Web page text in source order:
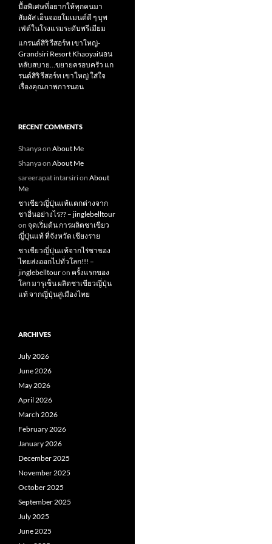
มื้อพิเศษที่อยากให้ทุกคนมา
สัมผัส เอ็นจอยโมเมนต์ดี ๆ บุพ
เฟ่ต์ในโรงแรมระดับพรีเมียม
แกรนด์สิริ​ รีสอร์ท​ เขาใหญ่​-
Grandsiri​ Resort​ Khaoyaiนอน
หลับสบาย…ขยายครอบครัว แก
รนด์สิริ รีสอร์ท เขาใหญ่ ใส่ใจ
เรื่องคุณภาพการนอน
RECENT COMMENTS
Shanyaon About Me
Shanyaon About Me
sareerapat intarsirion About
Me
ชาเขียวญี่ปุ่นแท้แตกต่างจาก
ชาอื่นอย่างไร?? – jinglebelltour
on จุดเริ่มต้น การผลิตชาเขียว
ญี่ปุ่นแท้ ที่จังหวัด เชียงราย
ชาเขียวญี่ปุ่นแท้จากไร่ชาของ
ไทยส่งออกไปทั่วโลก!!! –
jinglebelltouron ครั้งแรกของ
โลก มารุเซ็น ผลิตชาเขียวญี่ปุ่น
แท้ จากญี่ปุ่นสู่เมืองไทย
ARCHIVES
July 2026
June 2026
May 2026
April 2026
March 2026
February 2026
January 2026
December 2025
November 2025
October 2025
September 2025
July 2025
June 2025